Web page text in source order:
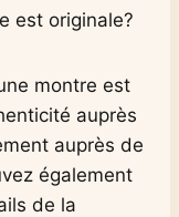
est originale?
montre est
auprès
auprès de
également
de la